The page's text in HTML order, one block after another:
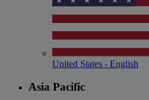
United States - English
Asia Pacific